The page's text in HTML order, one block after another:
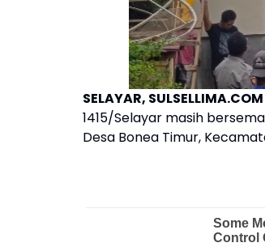
SELAYAR, SULSELLIMA.COM
1415/Selayar masih
Desa Bonea Timur,